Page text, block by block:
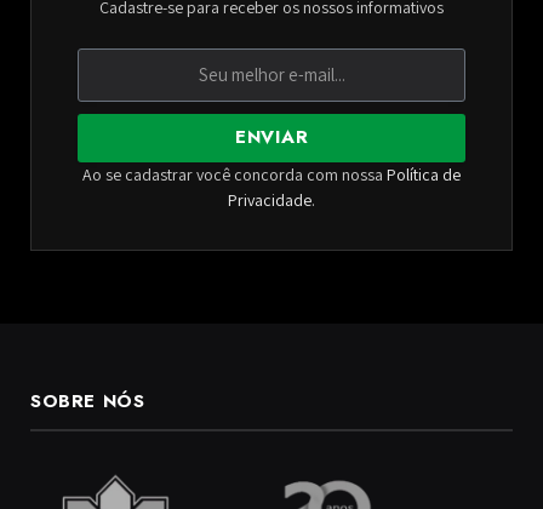
Cadastre-se para receber os nossos informativos
ENVIAR
Ao se cadastrar você concorda com nossa Política de
Privacidade.
SOBRE NÓS